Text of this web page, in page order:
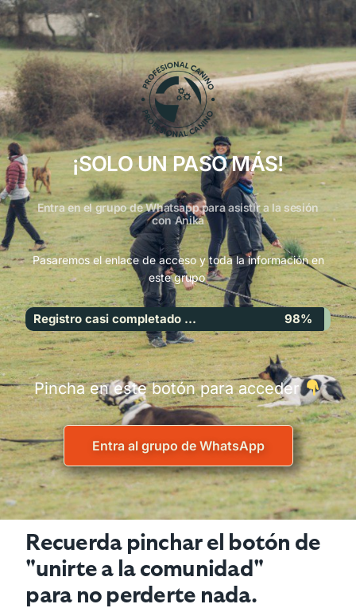
¡SOLO UN PASO MÁS!
Entra en el grupo de Whatsapp para asistir a la sesión
con Anika
Pasaremos el enlace de acceso y toda la información en
este grupo
Registro casi completado ... 98%
Pincha en este botón para acceder
Entra al grupo de WhatsApp
Recuerda pinchar el botón de
"unirte a la comunidad"
para no perderte nada.